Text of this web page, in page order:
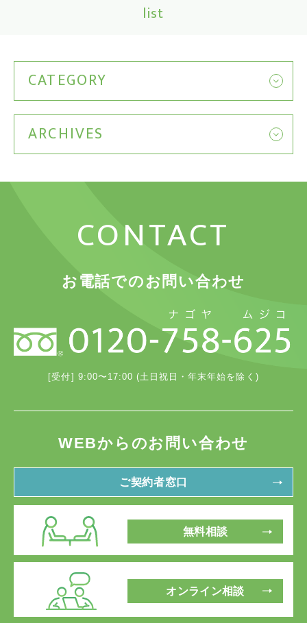
list
CATEGORY
ARCHIVES
CONTACT
お電話でのお問い合わせ
[受付] 9:00〜17:00 (土日祝日・年末年始を除く)
WEBからのお問い合わせ
ご契約者窓口
無料相談
オンライン相談